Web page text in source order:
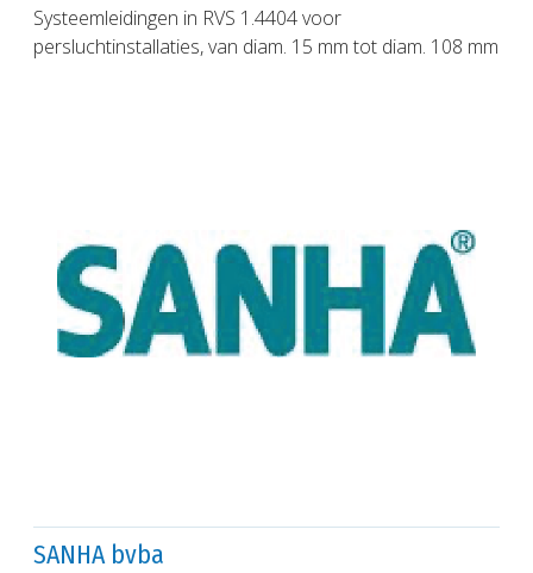
Systeemleidingen in RVS 1.4404 voor
persluchtinstallaties, van diam. 15 mm tot diam. 108 mm
SANHA bvba